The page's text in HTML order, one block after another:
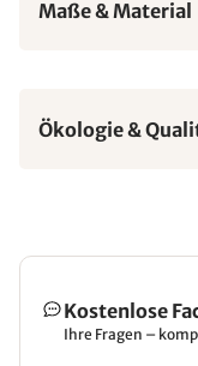
Maße & Material
Ökologie &
Kostenlose
Ihre Fragen –